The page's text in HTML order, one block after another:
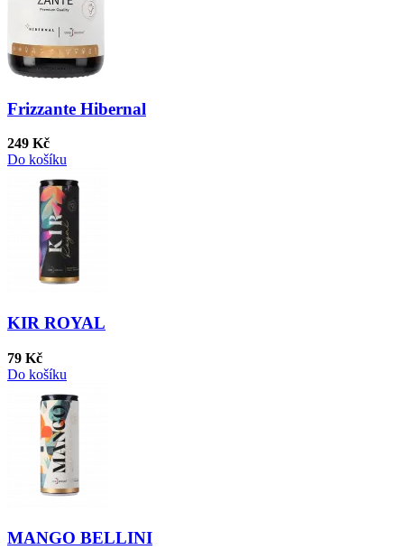
Frizzante Hibernal
249 Kč
Do košíku
KIR ROYAL
79 Kč
Do košíku
MANGO BELLINI